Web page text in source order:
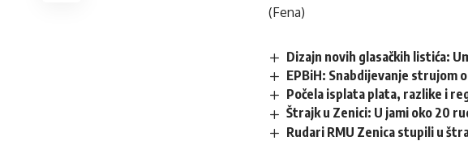
(Fena)
Dizajn novih glasačkih listića:
EPBiH: Snabdijevanje strujom
Počela isplata plata, razlike i
Štrajk u Zenici: U jami oko 20
Rudari RMU Zenica stupili u